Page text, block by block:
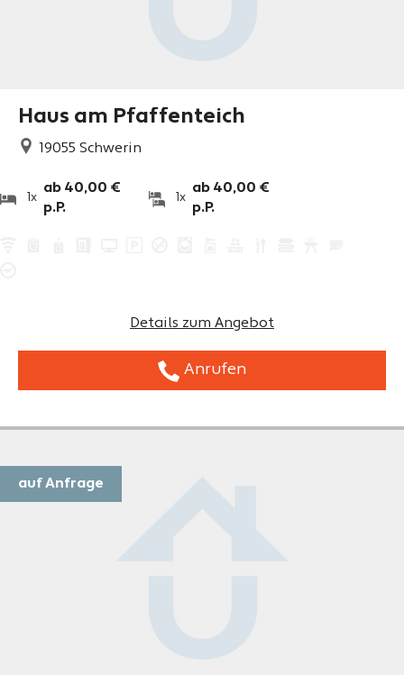
Haus am Pfaffenteich
19055 Schwerin
1x
ab 40,00 €
p.P.
1x
ab 40,00 €
p.P.
Details zum Angebot
Anrufen
auf Anfrage